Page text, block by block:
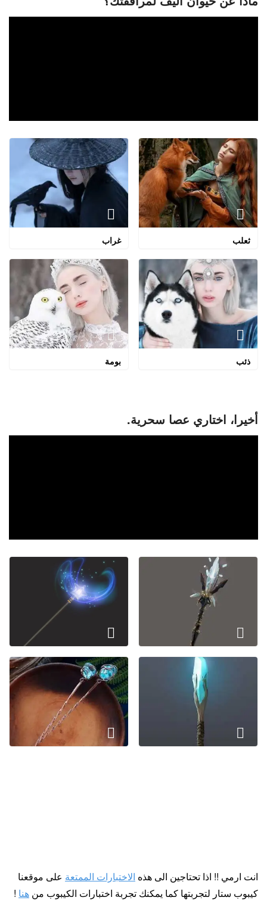
ثعلب غراب
ذئب بومة
أخيرا، اختاري عصا سحرية.
انت ارمي !! اذا تحتاجين الى هذه الاختبارات الممتعة على موقعنا
كيبوب ستار لتجربتها كما يمكنك تجربة اختبارات الكيبوب من هنا !